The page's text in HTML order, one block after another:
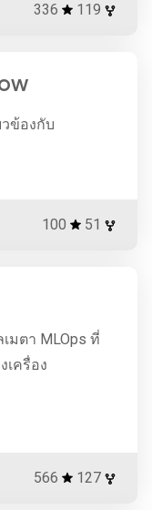
336 119
ข้องกับ
100 51
มตา MLOps ที่
เครื่อง
566 127